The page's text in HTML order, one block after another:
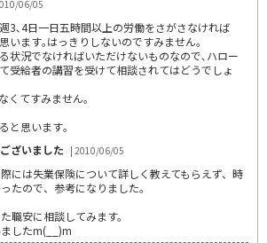
06/05
3､4日一日五時間以上の労働をさがさなければ
います｡はっきりしないのですみません｡
状況でなければいただけないものなので､ハロー
受給者の講習を受けて相談されてはどうでしょ
くてすみません｡
と思います｡
ざいました | 2010/06/05
には失業保険について詳しく教えてもらえず、時
たので、参考になりました。
職安に相談してみます。
したm(__)m